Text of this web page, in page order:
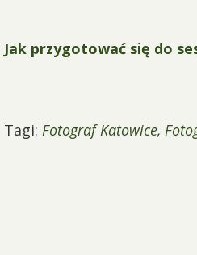
Jak przygotować się do
Tagi: Fotograf Katowice,